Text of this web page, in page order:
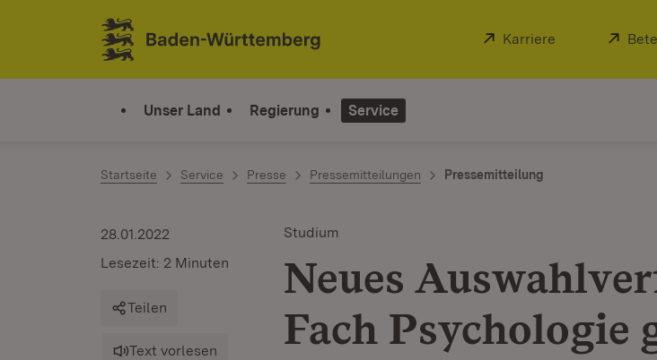
Zum Inhalt springen
Link zur Startseite
Extern:
Karriere (Öffnet in
Unser Land Regierung Service
Startseite Service Presse Pressemitteilungen Pressemitteilung
Studium
Neues
Fach Psychologie
28.01.2022
Lesezeit: 2 Minuten
Teilen
Text vorlesen